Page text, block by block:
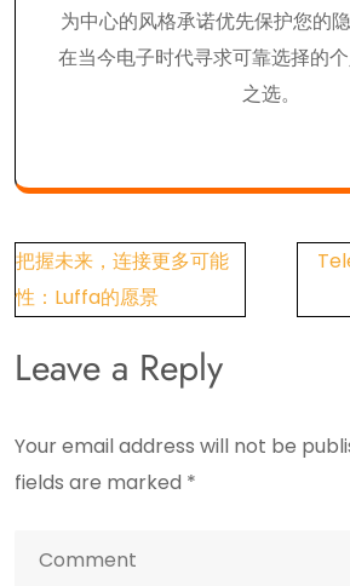
为中心的风格承诺优先保护您的
在当今电子时代寻求可靠选择的
之选。
Post
navigation
把握未来，连接更多可能
性：Luffa的愿景
Leave a Reply
Your email address will not be
fields are marked *